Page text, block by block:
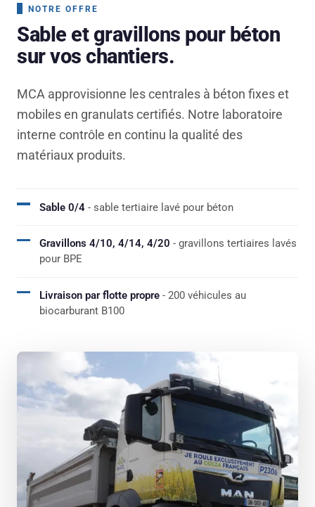
NOTRE OFFRE
Sable et gravillons pour béton
sur vos chantiers.
MCA approvisionne les centrales à béton fixes et
mobiles en granulats certifiés. Notre laboratoire
interne contrôle en continu la qualité des
matériaux produits.
Sable 0/4 - sable tertiaire lavé pour béton
Gravillons 4/10, 4/14, 4/20 - gravillons tertiaires lavés
pour BPE
Livraison par flotte propre - 200 véhicules au
biocarburant B100